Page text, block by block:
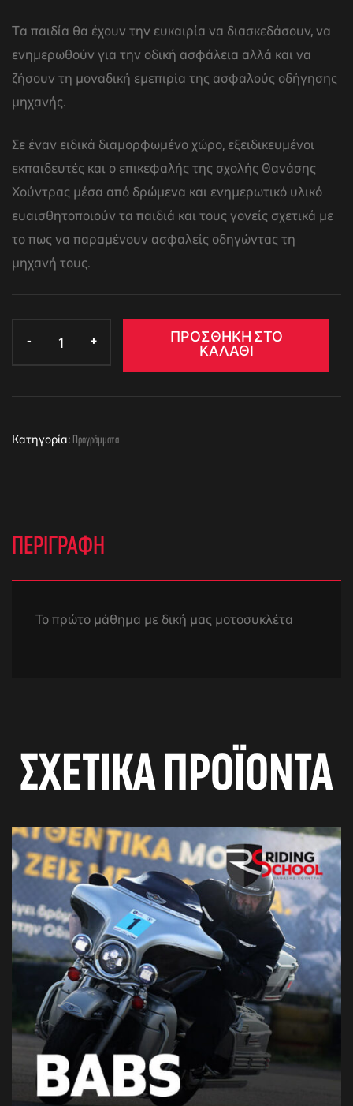
Tα παιδία θα έχουν την ευκαιρία να διασκεδάσουν, να
ενημερωθούν για την οδική ασφάλεια αλλά και να
ζήσουν τη μοναδική εμεπιρία της ασφαλούς οδήγησης
μηχανής.
Σε έναν ειδικά διαμορφωμένο χώρο, εξειδικευμένοι
εκπαιδευτές και ο επικεφαλής της σχολής Θανάσης
Χούντρας μέσα από δρώμενα και ενημερωτικό υλικό
ευαισθητοποιούν τα παιδιά και τους γονείς σχετικά με
το πως να παραμένουν ασφαλείς οδηγώντας τη
μηχανή τους.
ΠΡΟΣΘΉΚΗ ΣΤΟ
ΚΑΛΆΘΙ
Κατηγορία:Προγράμματα
ΠΕΡΙΓΡΑΦΉ
Το πρώτο μάθημα με δική μας μοτοσυκλέτα
ΣΧΕΤΙΚΆ ΠΡΟΪΌΝΤΑ